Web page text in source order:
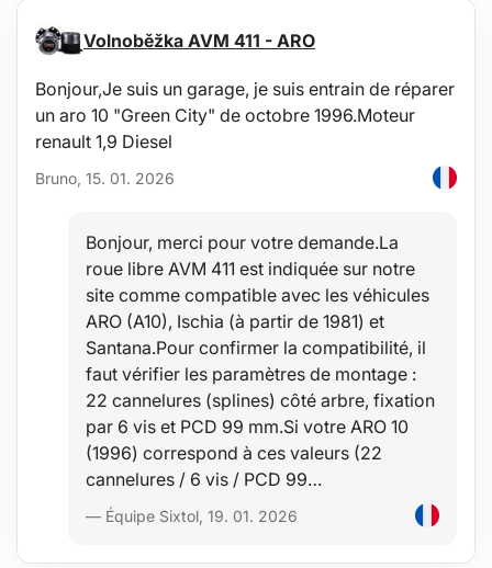
Volnoběžka AVM 411 - ARO
Bonjour,Je suis un garage, je suis entrain de réparer
un aro 10 "Green City" de octobre 1996.Moteur
renault 1,9 Diesel
Bruno, 15. 01. 2026
Bonjour, merci pour votre demande.La
roue libre AVM 411 est indiquée sur notre
site comme compatible avec les véhicules
ARO (A10), Ischia (à partir de 1981) et
Santana.Pour confirmer la compatibilité, il
faut vérifier les paramètres de montage :
22 cannelures (splines) côté arbre, fixation
par 6 vis et PCD 99 mm.Si votre ARO 10
(1996) correspond à ces valeurs (22
cannelures / 6 vis / PCD 99…
— Équipe Sixtol, 19. 01. 2026